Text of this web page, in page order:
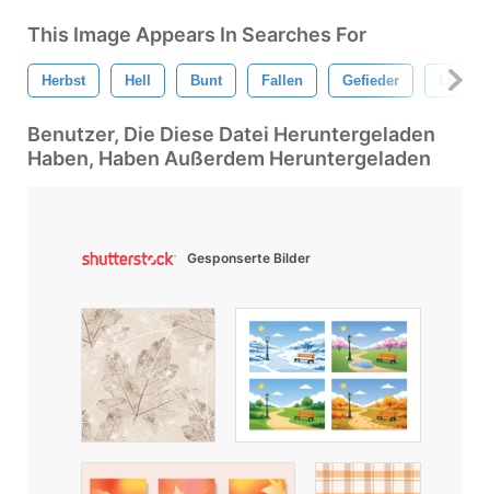
This Image Appears In Searches For
Herbst Hell Bunt Fallen Gefieder Licht
Benutzer, Die Diese Datei Heruntergeladen
Haben, Haben Außerdem Heruntergeladen
Gesponserte Bilder